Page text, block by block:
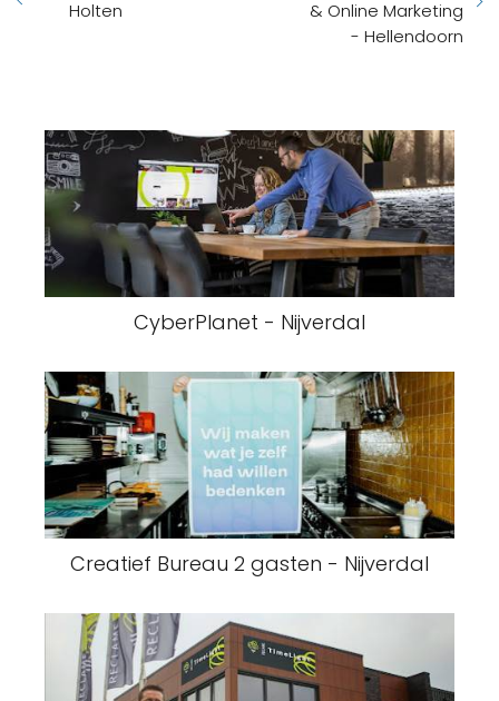
Holten
& Online Marketing
- Hellendoorn
CyberPlanet - Nijverdal
Creatief Bureau 2 gasten - Nijverdal